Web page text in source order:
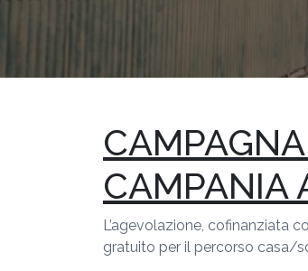
CAMPANIA
L’agevolazione, cofinanziata
gratuito per il percorso casa/